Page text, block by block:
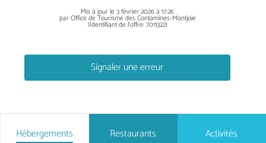
Mis à jour le 3 février 2026 à 17:26
par Office de Tourisme des Contamines-Montjoie
(Identifiant de l'offre:7011322)
Signaler une erreur
Hébergements Restaurants Activités